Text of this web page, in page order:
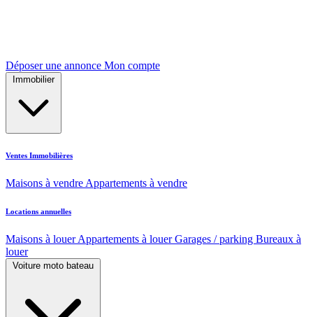
Déposer une annonce Mon compte
Immobilier
Ventes Immobilières
Maisons à vendre Appartements à vendre
Locations annuelles
Maisons à louerAppartements à louerGarages / parking Bureaux à
louer
Voiture moto bateau